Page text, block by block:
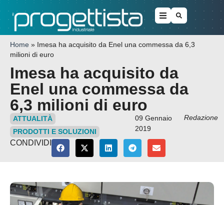
Home » Imesa ha acquisito da Enel una commessa da 6,3
milioni di euro
Imesa ha acquisito da
Enel una commessa da
6,3 milioni di euro
ATTUALITÀ
PRODOTTI E SOLUZIONI
09 Gennaio
2019
Redazione
CONDIVIDI